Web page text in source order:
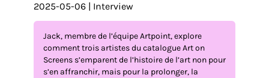
2025-05-06 | interview
Jack, membre de l’équipe Artpoint, explore
comment trois artistes du catalogue Art on
Screens s’emparent de l’histoire de l’art non pour
s’en affranchir, mais pour la prolonger, la